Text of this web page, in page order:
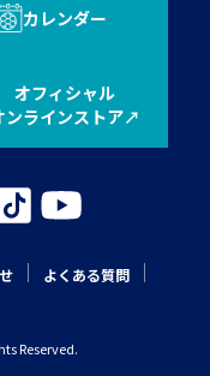
カレンダー
オフィシャル
ンラインストア
よくある質問
Reserved.